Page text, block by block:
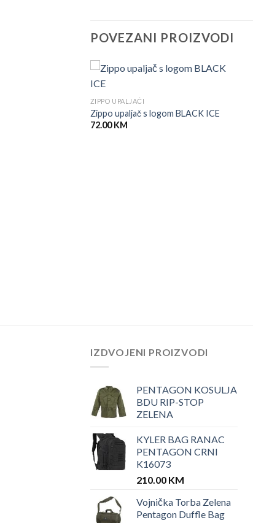
POVEZANI PROIZVODI
ZIPPO UPALJAČI
Zippo upaljač s logom BLACK ICE
72.00KM
IZDVOJENI PROIZVODI
PENTAGON KOSULJA
BDU RIP-STOP
ZELENA
KYLER BAG RANAC
PENTAGON CRNI
K16073
210.00 KM
Vojnička Torba Zelena
Pentagon Duffle Bag